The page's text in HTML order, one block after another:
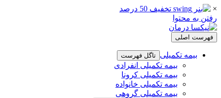
×
رفتن به محتوا
فهرست اصلی
بیمه تکمیلی تاگل فهرست
بیمه تکمیلی انفرادی
بیمه تکمیلی کرونا
بیمه تکمیلی خانواده
بیمه تکمیلی گروهی